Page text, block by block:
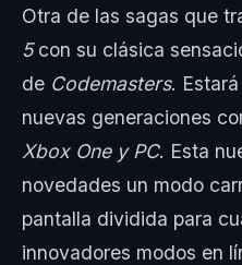
Otra de las sagas que
5con su clásica
de Codemasters.
nuevas generaciones
Xbox One y PC. Esta
novedades un modo
pantalla dividida para
innovadores modos en